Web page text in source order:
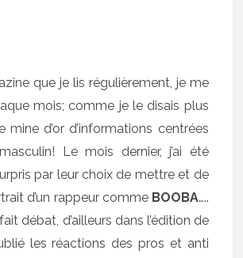
que je lis régulièrement, je me
mois; comme je le disais plus
mine d’or d’informations centrées
Le mois dernier, j’ai été
par leur choix de mettre et de
d’un rappeur commeBOOBA…..
débat, d’ailleurs dans l’édition de
les réactions des pros et anti